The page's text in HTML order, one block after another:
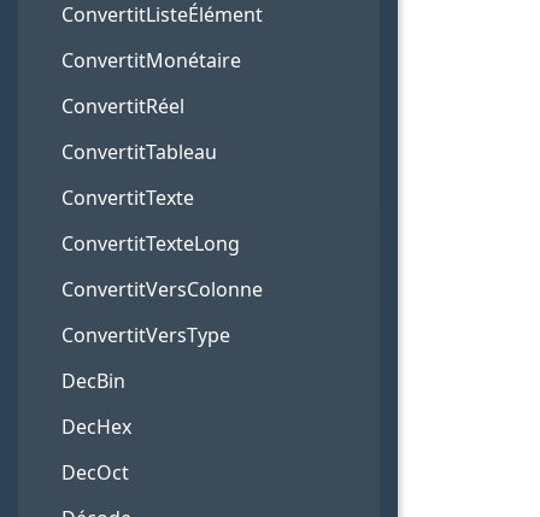
ConvertitListeÉlément
ConvertitMonétaire
ConvertitRéel
ConvertitTableau
ConvertitTexte
ConvertitTexteLong
ConvertitVersColonne
ConvertitVersType
DecBin
DecHex
DecOct